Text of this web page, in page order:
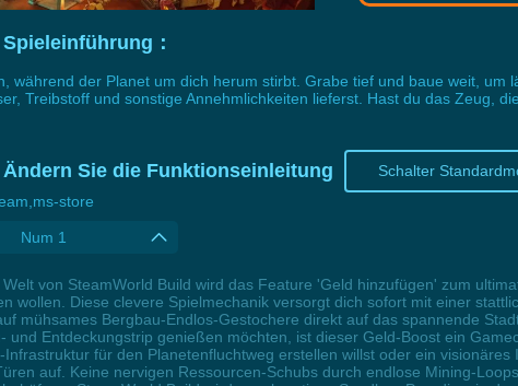
：
während der Planet um dich herum stirbt. Grabe tief und baue weit,
Treibstoff und sonstige Annehmlichkeiten lieferst. Hast du das Zeug,
Sie die Funktionseinleitung Schalter
store
Num 1
von SteamWorld Build wird das Feature 'Geld hinzufügen' zum
wollen. Diese clevere Spielmechanik versorgt dich sofort mit einer
mühsames Bergbau-Endlos-Gestochere direkt auf das spannende
und Entdeckungstrip genießen möchten, ist dieser Geld-Boost ein
Infrastruktur für den Planetenfluchtweg erstellen willst oder ein
auf. Keine nervigen Ressourcen-Schubs durch endlose Mining-